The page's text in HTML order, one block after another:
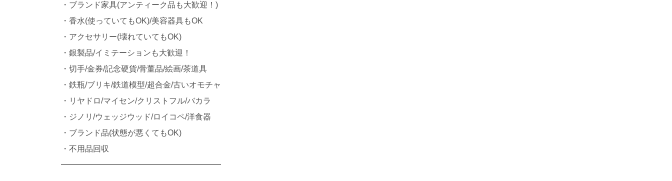
・ブランド家具(アンティーク品も大歓迎！)
・香水(使っていてもOK)/美容器具もOK
・アクセサリー(壊れていてもOK)
・銀製品/イミテーションも大歓迎！
・切手/金券/記念硬貨/骨董品/絵画/茶道具
・鉄瓶/ブリキ/鉄道模型/超合金/古いオモチャ
・リヤドロ/マイセン/クリストフル/バカラ
・ジノリ/ウェッジウッド/ロイコペ/洋食器
・ブランド品(状態が悪くてもOK)
・不用品回収
━━━━━━━━━━━━━━━━━━━━